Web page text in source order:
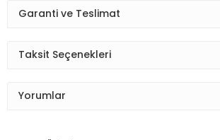
Garanti ve Teslimat
Taksit Seçenekleri
Yorumlar